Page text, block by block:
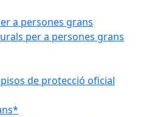
a persones grans
per a persones grans
pisos de protecció oficial